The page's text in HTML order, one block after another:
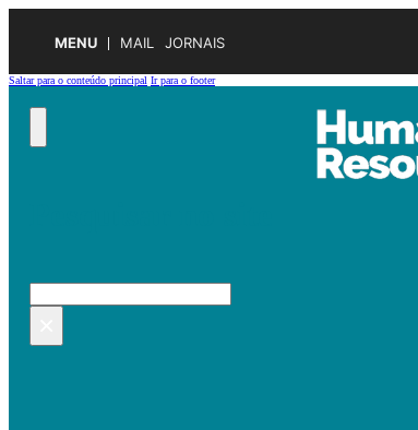
MENU MAIL JORNAIS
Saltar para o conteúdo principal Ir para o footer
Pesquisar